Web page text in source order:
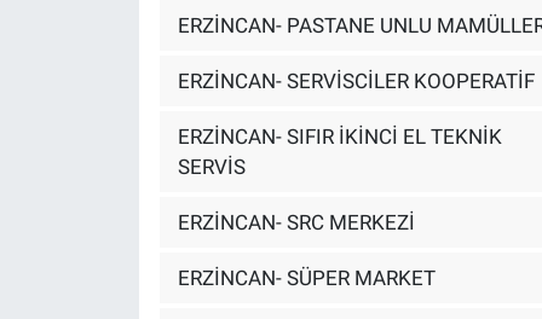
ERZİNCAN- PASTANE UNLU
ERZİNCAN- SERVİSCİLER KOOPERATİF
ERZİNCAN- SIFIR İKİNCİ EL TEKNİK
SERVİS
ERZİNCAN- SRC MERKEZİ
ERZİNCAN- SÜPER MARKET